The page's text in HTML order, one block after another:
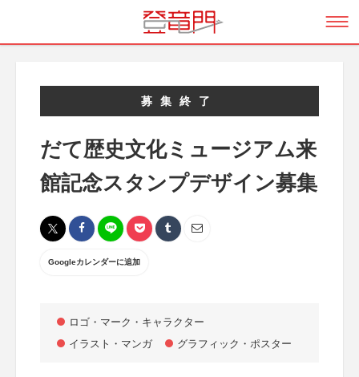
募集終了
だて歴史文化ミュージアム来
館記念スタンプデザイン募集
Googleカレンダーに追加
ロゴ・マーク・キャラクター
イラスト・マンガ
グラフィック・ポスター